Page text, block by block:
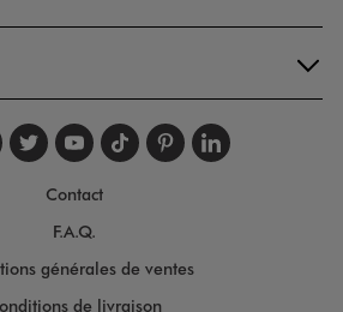
nous sur
nous sur
Suivez-nous sur
Suivez-nous
Suivez-nous
Suivez-
Contact
F.A.Q.
générales de ventes
de livraison